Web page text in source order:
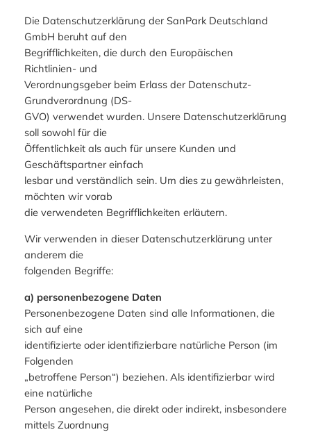
Die Datenschutzerklärung der SanPark Deutschland
GmbH beruht auf den
Begrifflichkeiten, die durch den Europäischen
Richtlinien- und
Verordnungsgeber beim Erlass der Datenschutz-
Grundverordnung (DS-
GVO) verwendet wurden. Unsere Datenschutzerklärung
soll sowohl für die
Öffentlichkeit als auch für unsere Kunden und
Geschäftspartner einfach
lesbar und verständlich sein. Um dies zu gewährleisten,
möchten wir vorab
die verwendeten Begrifflichkeiten erläutern.
Wir verwenden in dieser Datenschutzerklärung unter
anderem die
folgenden Begriffe:
a) personenbezogene Daten
Personenbezogene Daten sind alle Informationen, die
sich auf eine
identifizierte oder identifizierbare natürliche Person (im
Folgenden
„betroffene Person“) beziehen. Als identifizierbar wird
eine natürliche
Person angesehen, die direkt oder indirekt, insbesondere
mittels Zuordnung